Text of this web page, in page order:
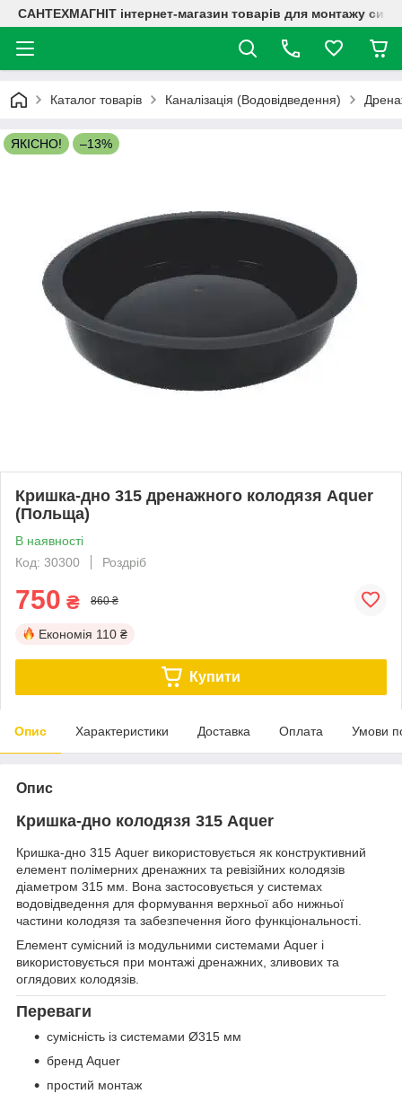
САНТЕХМАГНІТ інтернет-магазин товарів для монтажу
Каталог товарів Каналізація (Водовідведення)
ЯКІСНО! –13%
Кришка-дно 315 дренажного колодязя Aquer
(Польща)
В наявності
Код: 30300
Роздріб
750 ₴ 860 ₴
Економія 110 ₴
Купити
Опис Характеристики Доставка Оплата Умови
Опис
Кришка-дно колодязя 315 Aquer
Кришка-дно 315 Aquer використовується як конструктивний
елемент полімерних дренажних та ревізійних колодязів
діаметром 315 мм. Вона застосовується у системах
водовідведення для формування верхньої або нижньої
частини колодязя та забезпечення його функціональності.
Елемент сумісний із модульними системами Aquer і
використовується при монтажі дренажних, зливових та
оглядових колодязів.
Переваги
сумісність із системами Ø315 мм
бренд Aquer
простий монтаж